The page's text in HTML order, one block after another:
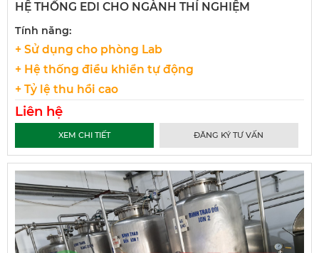
HỆ THỐNG EDI CHO NGÀNH THÍ NGHIỆM
Tính năng:
+ Sử dụng cho phòng Lab
+ Hệ thống điều khiển tự động
+ Tỷ lệ thu hồi cao
Liên hệ
XEM CHI TIẾT ĐĂNG KÝ TƯ VẤN